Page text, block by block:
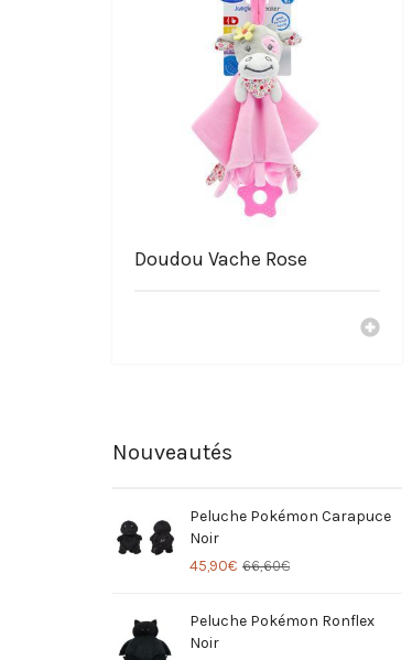
Doudou Vache Rose
Nouveautés
Peluche Pokémon Carapuce
Noir
66,60€
45,90€
Peluche Pokémon Ronflex
Noir